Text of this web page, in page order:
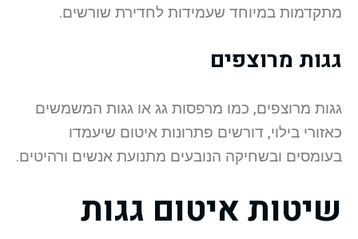
מתקדמות במיוחד שעמידות לחדירת שורשים.
גגות מרוצפים
גגות מרוצפים, כמו מרפסות גג או גגות המשמשים
כאזורי בילוי, דורשים פתרונות איטום שיעמדו
בעומסים ובשחיקה הנובעים מתנועת אנשים ורהיטים.
שיטות איטום גגות